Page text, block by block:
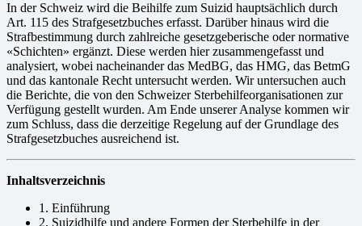
In der Schweiz wird die Beihilfe zum Suizid hauptsächlich durch
Art. 115 des Strafgesetzbuches erfasst. Darüber hinaus wird die
Strafbestimmung durch zahlreiche gesetzgeberische oder normative
«Schichten» ergänzt. Diese werden hier zusammengefasst und
analysiert, wobei nacheinander das MedBG, das HMG, das BetmG
und das kantonale Recht untersucht werden. Wir untersuchen auch
die Berichte, die von den Schweizer Sterbehilfeorganisationen zur
Verfügung gestellt wurden. Am Ende unserer Analyse kommen wir
zum Schluss, dass die derzeitige Regelung auf der Grundlage des
Strafgesetzbuches ausreichend ist.
Inhaltsverzeichnis
1. Einführung
2. Suizidhilfe und andere Formen der Sterbehilfe in der